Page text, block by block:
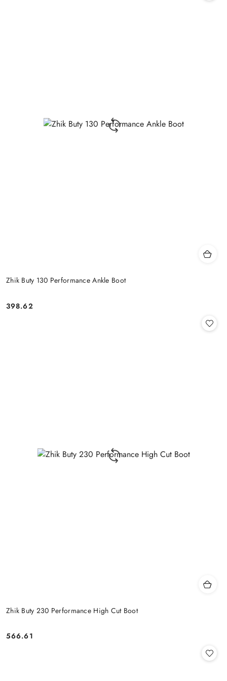
Zhik Buty 130 Performance Ankle Boot
Cena:
398.62
Zhik Buty 230 Performance High Cut Boot
Cena:
566.61